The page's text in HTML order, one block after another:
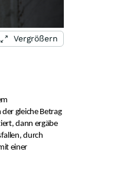
Vergrößern
gleiche Betrag
dann ergäbe
durch
einer